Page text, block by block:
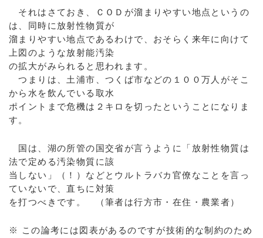
それはさておき、ＣＯＤが溜まりやすい地点というの
は、同時に放射性物質が
溜まりやすい地点であるわけで、おそらく来年に向けて
上図のような放射能汚染
の拡大がみられると思われます。
つまりは、土浦市、つくば市などの１００万人がそこ
から水を飲んでいる取水
ポイントまで危機は２キロを切ったということになりま
す。
国は、湖の所管の国交省が言うように「放射性物質は
法で定める汚染物質に該
当しない」（！）などとウルトラバカ官僚なことを言っ
ていないで、直ちに対策
を打つべきです。 （筆者は行方市・在住・農業者）
※ この論考には図表があるのですが技術的な制約のため